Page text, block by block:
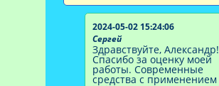
2024-05-02 15:24:06
Сергей
Здравствуйте, Александр!
Спасибо за оценку моей
работы. Современные
средства с применением